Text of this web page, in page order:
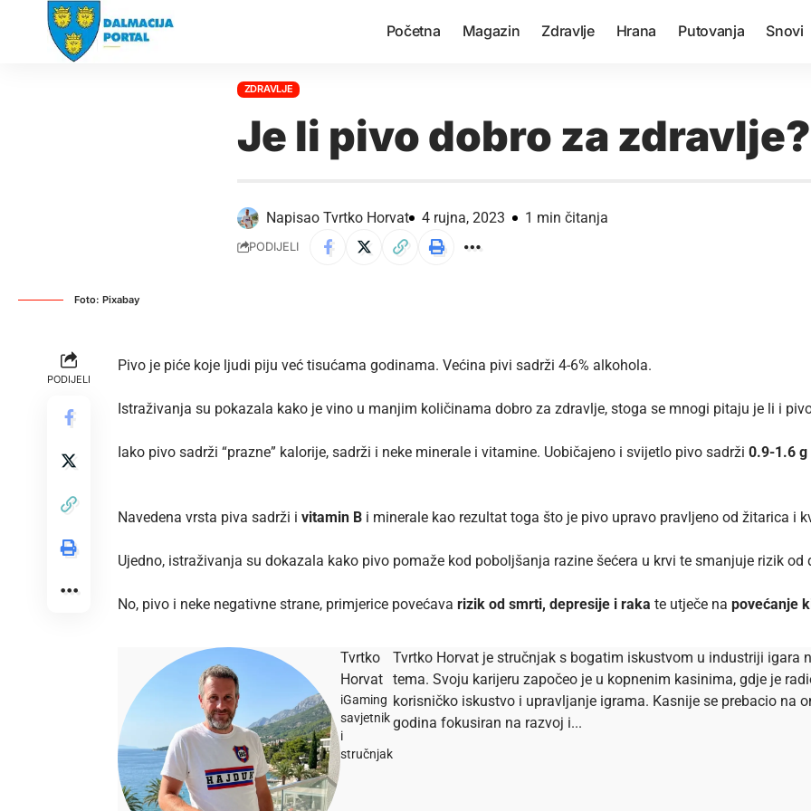
Početna Magazin Zdravlje Hrana Putovanja Snovi
ZDRAVLJE
Je li pivo dobro za zdravlje?
Napisao Tvrtko Horvat 4 rujna, 2023 1 min čitanja
PODIJELI
Foto: Pixabay
PODIJELI
Pivo je piće koje ljudi piju već tisućama godinama. Većina pivi sadrži 4-6% alkohola.
Istraživanja su pokazala kako je vino u manjim količinama dobro za zdravlje, stoga se mnogi pitaju je li i
Iako pivo sadrži “prazne” kalorije, sadrži i neke minerale i vitamine. Uobičajeno i svijetlo pivo sadrži 0.9-1.6
Navedena vrsta piva sadrži i vitamin B i minerale kao rezultat toga što je pivo upravo pravljeno od žitarica i
Ujedno, istraživanja su dokazala kako pivo pomaže kod poboljšanja razine šećera u krvi te smanjuje rizik od
No, pivo i neke negativne strane, primjerice povećava rizik od smrti, depresije i raka te utječe na povećanje
Tvrtko
Horvat
iGaming
savjetnik
i
stručnjak
Tvrtko Horvat je stručnjak s bogatim iskustvom u industriji igara
tema. Svoju karijeru započeo je u kopnenim kasinima, gdje je
korisničko iskustvo i upravljanje igrama. Kasnije se prebacio na
godina fokusiran na razvoj i...